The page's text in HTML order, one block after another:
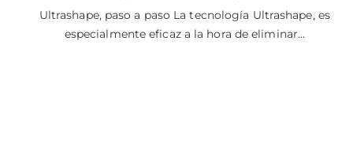
Ultrashape, paso a paso La tecnología Ultrashape, es
especialmente eficaz a la hora de eliminar…